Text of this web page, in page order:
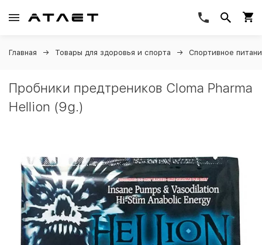
Главная Товары для здоровья и спорта Спортивное
Пробники предтреников Cloma Pharma
Hellion (9g.)